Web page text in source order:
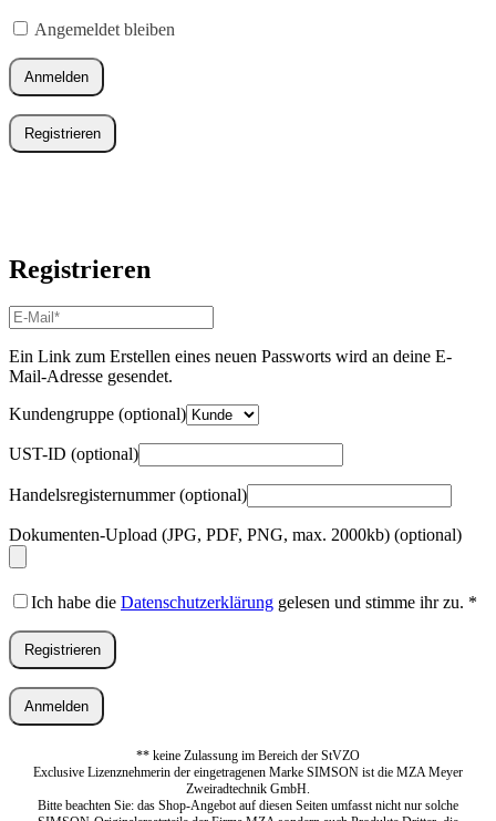
Angemeldet bleiben
Anmelden
Registrieren
Registrieren
E-
Mail-
Adresse*
Erforderlich
Ein Link zum Erstellen eines neuen Passworts wird an deine E-
Mail-Adresse gesendet.
Kundengruppe (optional)
UST-ID (optional)
Handelsregisternummer(optional)
Dokumenten-Upload (JPG, PDF, PNG, max. 2000kb) (optional)
Ich habe die Datenschutzerklärung gelesen und stimme ihr zu. *
Registrieren
Anmelden
** keine Zulassung im Bereich der StVZO
Exclusive Lizenznehmerin der eingetragenen Marke SIMSON ist die MZA Meyer
Zweiradtechnik GmbH.
Bitte beachten Sie: das Shop-Angebot auf diesen Seiten umfasst nicht nur solche